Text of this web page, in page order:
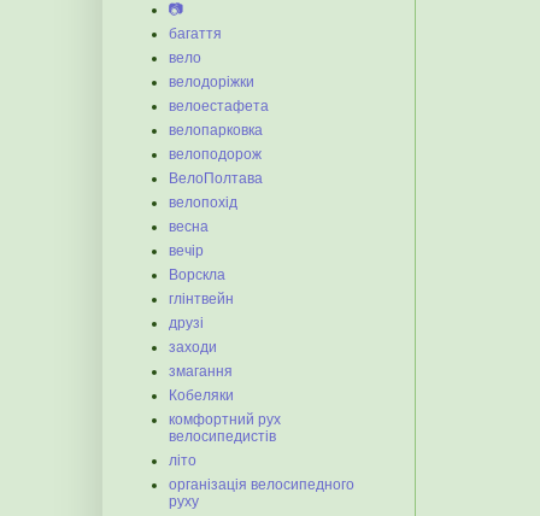
📷
багаття
вело
велодоріжки
велоестафета
велопарковка
велоподорож
ВелоПолтава
велопохід
весна
вечір
Ворскла
глінтвейн
друзі
заходи
змагання
Кобеляки
комфортний рух
велосипедистів
літо
організація велосипедного
руху